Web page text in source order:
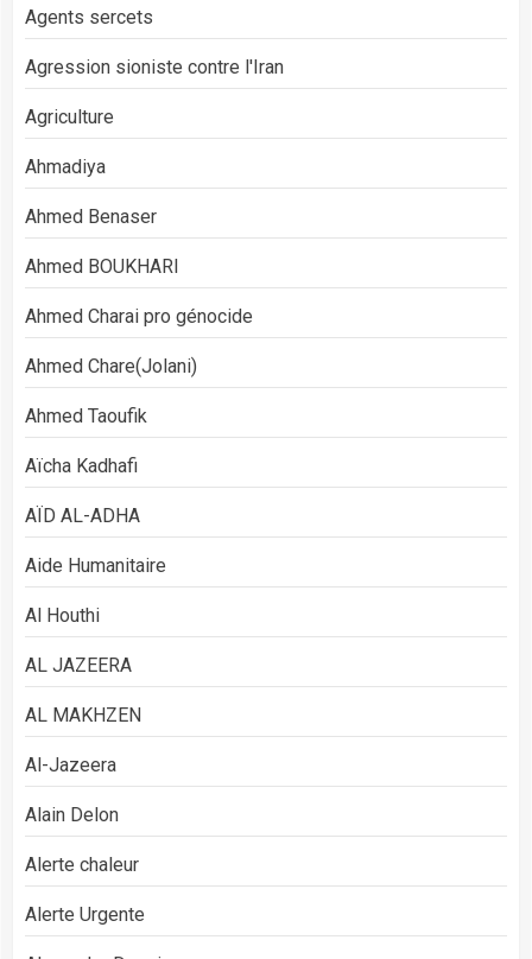
Agents sercets
Agression sioniste contre l'Iran
Agriculture
Ahmadiya
Ahmed Benaser
Ahmed BOUKHARI
Ahmed Charai pro génocide
Ahmed Chare(Jolani)
Ahmed Taoufik
Aïcha Kadhafi
AÏD AL-ADHA
Aide Humanitaire
Al Houthi
AL JAZEERA
AL MAKHZEN
Al-Jazeera
Alain Delon
Alerte chaleur
Alerte Urgente